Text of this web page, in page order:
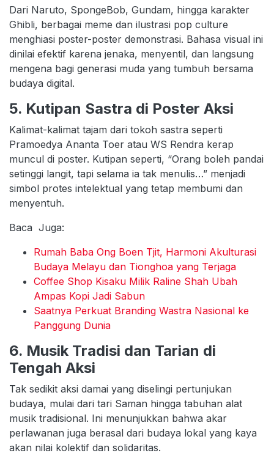
Dari Naruto, SpongeBob, Gundam, hingga karakter
Ghibli, berbagai meme dan ilustrasi pop culture
menghiasi poster-poster demonstrasi. Bahasa visual ini
dinilai efektif karena jenaka, menyentil, dan langsung
mengena bagi generasi muda yang tumbuh bersama
budaya digital.
5. Kutipan Sastra di Poster Aksi
Kalimat-kalimat tajam dari tokoh sastra seperti
Pramoedya Ananta Toer atau WS Rendra kerap
muncul di poster. Kutipan seperti, “Orang boleh pandai
setinggi langit, tapi selama ia tak menulis…” menjadi
simbol protes intelektual yang tetap membumi dan
menyentuh.
Baca Juga:
Rumah Baba Ong Boen Tjit, Harmoni Akulturasi
Budaya Melayu dan Tionghoa yang Terjaga
Coffee Shop Kisaku Milik Raline Shah Ubah
Ampas Kopi Jadi Sabun
Saatnya Perkuat Branding Wastra Nasional ke
Panggung Dunia
6. Musik Tradisi dan Tarian di
Tengah Aksi
Tak sedikit aksi damai yang diselingi pertunjukan
budaya, mulai dari tari Saman hingga tabuhan alat
musik tradisional. Ini menunjukkan bahwa akar
perlawanan juga berasal dari budaya lokal yang kaya
akan nilai kolektif dan solidaritas.